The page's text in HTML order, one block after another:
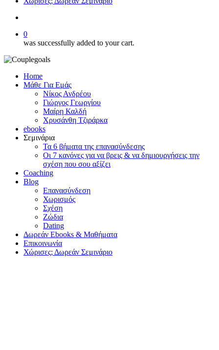
0
was successfully added to your cart.
Home
Μάθε Για Εμάς
Νίκος Ανδρέου
Γιώργος Γεωργίου
Μαίρη Καλδή
Χρυσάνθη Τζιράρκα
ebooks
Σεμινάρια
Τα 6 βήματα της επανασύνδεσης
Οι 7 κανόνες για να βρεις & να δημιουργήσεις την
σχέση που σου αξίζει
Coaching
Blog
Επανασύνδεση
Χωρισμός
Σχέση
Ζώδια
Dating
Δωρεάν Ebooks & Μαθήματα
Επικοινωνία
Χώρισες; Δωρεάν Σεμινάριο